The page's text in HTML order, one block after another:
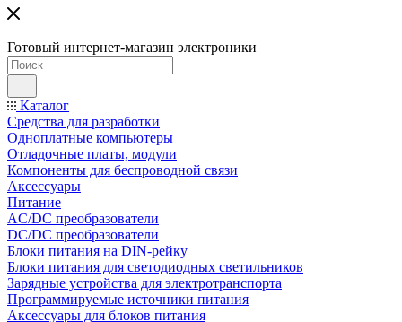
Готовый интернет-магазин электроники
Каталог
Средства для разработки
Одноплатные компьютеры
Отладочные платы, модули
Компоненты для беспроводной связи
Аксессуары
Питание
AC/DC преобразователи
DC/DC преобразователи
Блоки питания на DIN-рейку
Блоки питания для светодиодных светильников
Зарядные устройства для электротранспорта
Программируемые источники питания
Аксессуары для блоков питания